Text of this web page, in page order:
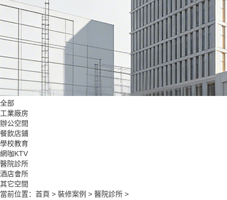
全部
工業廠房
辦公空間
餐飲店鋪
學校教育
網咖KTV
醫院診所
酒店會所
其它空間
當前位置： 首頁 > 裝修案例 > 醫院診所 >